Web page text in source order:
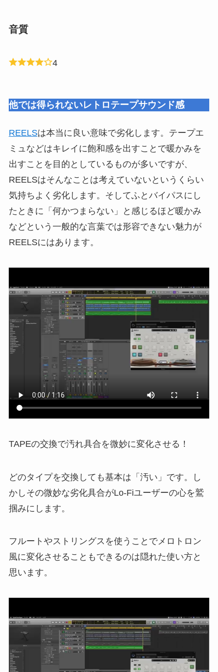
音質
4
他では得られないレトロテープサウンド感
REELSは本当に良い意味で劣化します。テープエ
ミュなどはキレイに飽和感を出すことで暖かみを
出すことを目的としているものが多いですが、
REELSはそんなことは考えていないというくらい
気持ちよく劣化します。そしてふとバイパスにし
たときに「何かつまらない」と感じるほど暖かみ
などという一般的な言葉では形容できない魅力が
REELSにはあります。
TAPEの交換で汚れ具合を微妙に変化させる！
どのタイプを交換しても基本は「汚い」です。し
かしその微妙な劣化具合がLo-Fiユーザーの心を鷲
掴みにします。
フルートやストリングスを使うことでメロトロン
風に変化させることもできるのは隠れた使い方と
思います。